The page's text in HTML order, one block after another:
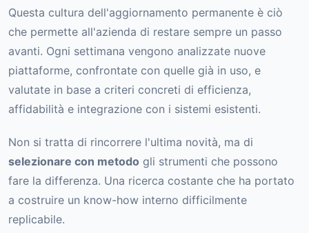
Questa cultura dell'aggiornamento permanente è ciò
che permette all'azienda di restare sempre un passo
avanti. Ogni settimana vengono analizzate nuove
piattaforme, confrontate con quelle già in uso, e
valutate in base a criteri concreti di efficienza,
affidabilità e integrazione con i sistemi esistenti.
Non si tratta di rincorrere l'ultima novità, ma di
selezionare con metodo gli strumenti che possono
fare la differenza. Una ricerca costante che ha portato
a costruire un know-how interno difficilmente
replicabile.